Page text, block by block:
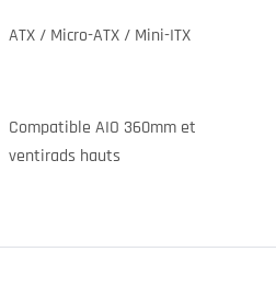
ATX / Micro-ATX / Mini-ITX
Compatible AIO 360mm et
ventirads hauts